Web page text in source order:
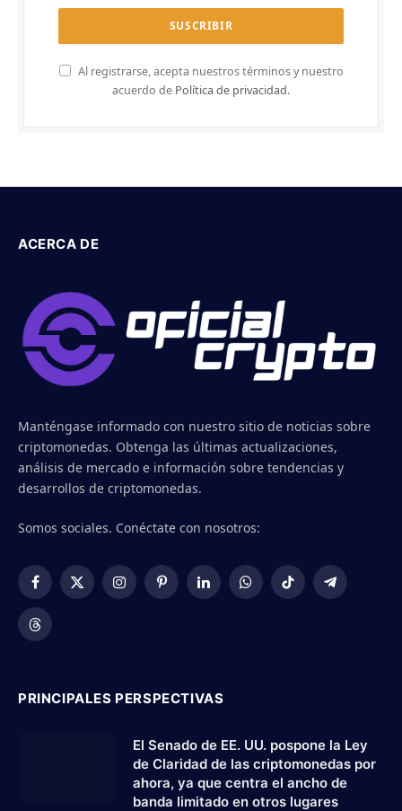
Al registrarse, acepta nuestros términos y nuestro
acuerdo de Política de privacidad.
ACERCA DE
Manténgase informado con nuestro sitio de noticias sobre
criptomonedas. Obtenga las últimas actualizaciones,
análisis de mercado e información sobre tendencias y
desarrollos de criptomonedas.
Somos sociales. Conéctate con nosotros:
Facebook
X
InstagramPinterestLinkedInWhatsApp
TikTok Telegram
Threads
PRINCIPALES PERSPECTIVAS
El Senado de EE. UU. pospone la Ley
de Claridad de las criptomonedas por
ahora, ya que centra el ancho de
banda limitado en otros lugares